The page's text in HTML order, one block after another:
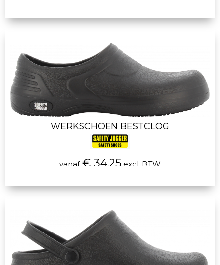
WERKSCHOEN BESTCLOG
vanaf€ 34.25 excl. BTW